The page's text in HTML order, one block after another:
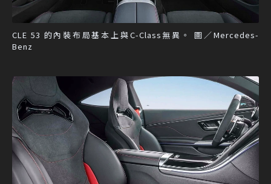
CLE 53 的內裝布局基本上與C-Class無異。 圖／Mercedes-
Benz